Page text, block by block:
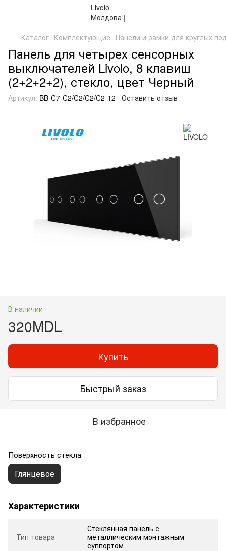
Каталог Комплектующие Панели и рамки для круглых
Панель для четырех сенсорных
выключателей Livolo, 8 клавиш
(2+2+2+2), стекло, цвет Черный
Артикул: BB-C7-C2/C2/C2/C2-12 Оставить отзыв
В наличии
320MDL
Купить
Быстрый заказ
В избранное
Поверхность стекла
Глянцевое
Характеристики
Тип товара
Стеклянная панель с
металлическим монтажным
суппортом